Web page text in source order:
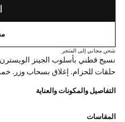
شحن مجاني إلى المتجر
نسيج قطني بأسلوب الجينز
حلقات للحزام. إغلاق بسحاب وزر.
التفاصيل والمكونات والعناية
المقاسات